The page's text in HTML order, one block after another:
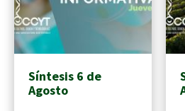
Síntesis 6 de
Agosto